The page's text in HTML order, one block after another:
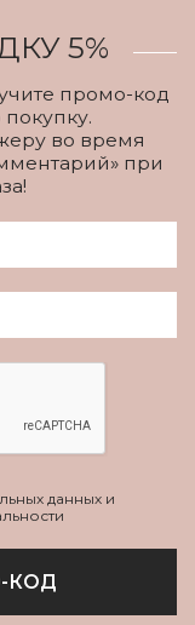
5%
промо-код
во время
при
данных и
КОД